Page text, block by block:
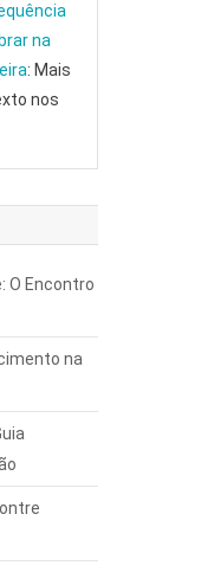
na
: Mais
nos
O Encontro
na